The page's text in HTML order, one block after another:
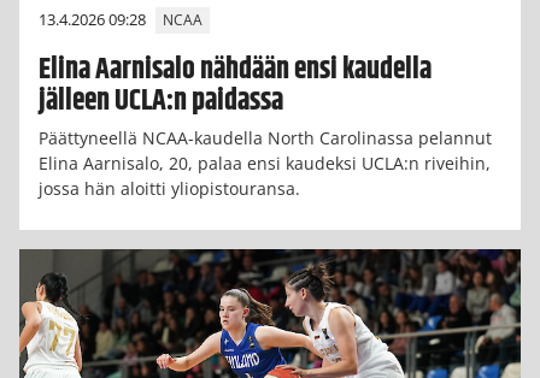
13.4.2026 09:28 NCAA
Elina Aarnisalo nähdään ensi kaudella
jälleen UCLA:n paidassa
Päättyneellä NCAA-kaudella North Carolinassa pelannut
Elina Aarnisalo, 20, palaa ensi kaudeksi UCLA:n riveihin,
jossa hän aloitti yliopistouransa.